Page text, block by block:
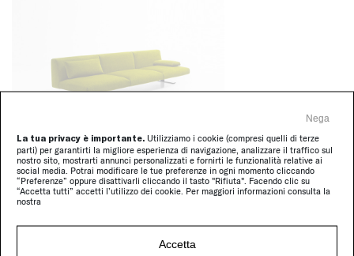
La tua privacy è importante. Utilizziamo i cookie (compresi quelli di terze
parti) per garantirti la migliore esperienza di navigazione, analizzare il traffico sul
nostro sito, mostrarti annunci personalizzati e fornirti le funzionalità relative ai
social media. Potrai modificare le tue preferenze in ogni momento cliccando
“Preferenze” oppure disattivarli cliccando il tasto "Rifiuta". Facendo clic su
“Accetta tutti” accetti l’utilizzo dei cookie. Per maggiori informazioni consulta la
nostra
Accetta
Nega
Move| Divani